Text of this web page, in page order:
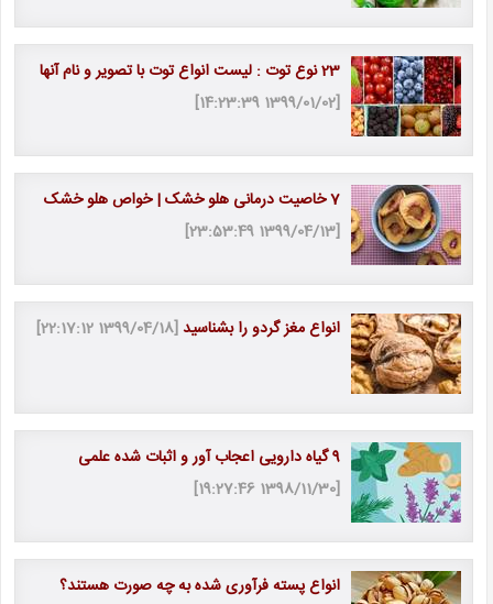
23 نوع توت : لیست انواع توت با تصویر و نام آنها
[1399/01/02 14:23:39]
7 خاصیت درمانی هلو خشک | خواص هلو خشک
[1399/04/13 23:53:49]
انواع مغز گردو را بشناسید[1399/04/18 22:17:12]
9 گیاه دارویی اعجاب آور و اثبات شده علمی
[1398/11/30 19:27:46]
انواع پسته فرآوری ‌شده به چه صورت هستند؟